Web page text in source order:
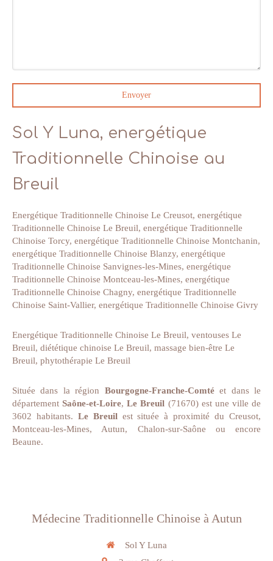
Envoyer
Sol Y Luna, energétique
Traditionnelle Chinoise au
Breuil
Energétique Traditionnelle Chinoise Le Creusot, energétique
Traditionnelle Chinoise Le Breuil, energétique Traditionnelle
Chinoise Torcy, energétique Traditionnelle Chinoise Montchanin,
energétique Traditionnelle Chinoise Blanzy, energétique
Traditionnelle Chinoise Sanvignes-les-Mines, energétique
Traditionnelle Chinoise Montceau-les-Mines, energétique
Traditionnelle Chinoise Chagny, energétique Traditionnelle
Chinoise Saint-Vallier, energétique Traditionnelle Chinoise Givry
Energétique Traditionnelle Chinoise Le Breuil, ventouses Le
Breuil, diététique chinoise Le Breuil, massage bien-être Le
Breuil, phytothérapie Le Breuil
Située dans la région Bourgogne-Franche-Comtéet dans le
départementSaône-et-Loire,Le Breuil (71670) est une ville de
3602 habitants. Le Breuil est située à proximité du Creusot,
Montceau-les-Mines, Autun, Chalon-sur-Saône ou encore
Beaune.
Médecine Traditionnelle Chinoise à Autun
Sol Y Luna